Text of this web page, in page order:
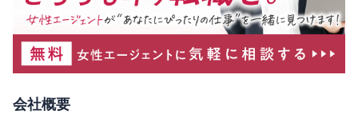
会社概要